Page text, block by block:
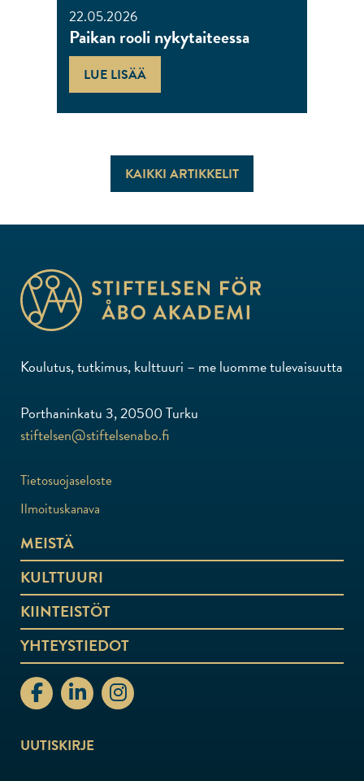
22.05.2026
Paikan rooli nykytaiteessa
LUE LISÄÄ
KAIKKI ARTIKKELIT
Koulutus, tutkimus, kulttuuri – me luomme tulevaisuutta
Porthaninkatu 3, 20500 Turku
stiftelsen@stiftelsenabo.fi
Tietosuojaseloste
Ilmoituskanava
MEISTÄ
KULTTUURI
KIINTEISTÖT
YHTEYSTIEDOT
stiftelsenabo Facebook
stiftelsenabo Linkedin
stiftelsenabo Instagram
UUTISKIRJE